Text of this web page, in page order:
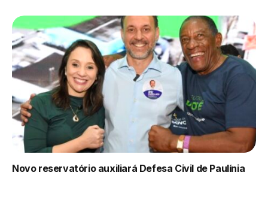
Novo reservatório auxiliará Defesa Civil de Paulínia